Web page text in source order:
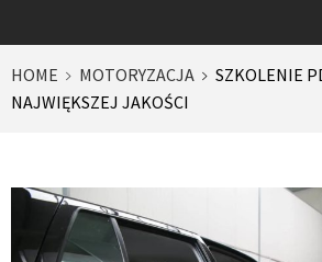
HOME MOTORYZACJA
SZKOLENIE
NAJWIĘKSZEJ JAKOŚCI